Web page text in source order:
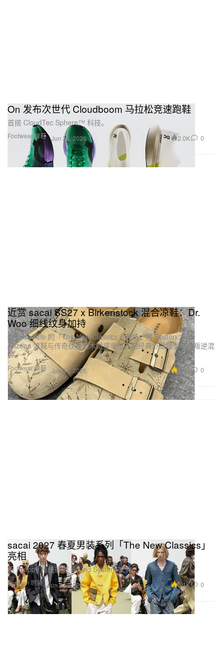
Footwear 球鞋
On 发布次世代 Cloudboom 马拉松竞速跑鞋
首搭 CloudTec Sphere™ 科技。
Jun 30, 2026 2.0K 0
Footwear 球鞋
近赏 sacai SS27 x Birkenstock 混合凉鞋：Dr.
Woo 细线纹身加持
Chitose Abe 的「The New Classics」秀场，将 Boston 木屐、
Arizona 凉鞋与传奇纹身艺术碰撞重组，把经典舒适履型玩成叛逆混
种。
Jun 30, 2026 4.6K 0
Fashion 时装
sacai 2027 春夏男装系列「The New Classics」
亮相
用 Preppy 传统硬撼 Sound System 文化。
Jun 30, 2026 3.1K 0